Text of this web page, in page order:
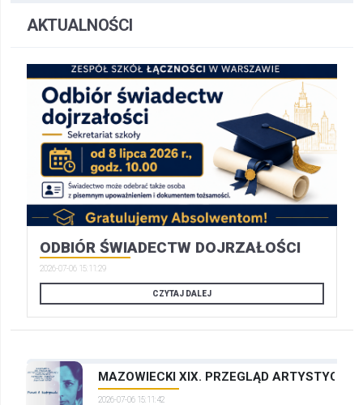
AKTUALNOŚCI
ODBIÓR ŚWIADECTW DOJRZAŁOŚCI
2026-07-06 15:11:29
CZYTAJ DALEJ
MAZOWIECKI XIX. PRZEGLĄD
2026-07-06 15:11:42